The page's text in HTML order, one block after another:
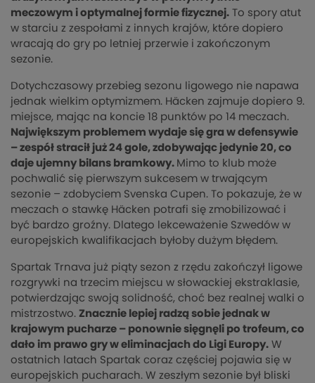
meczowym i optymalnej formie fizycznej. To spory atut
w starciu z zespołami z innych krajów, które dopiero
wracają do gry po letniej przerwie i zakończonym
sezonie.
Dotychczasowy przebieg sezonu ligowego nie napawa
jednak wielkim optymizmem. Häcken zajmuje dopiero 9.
miejsce, mając na koncie 18 punktów po 14 meczach.
Największym problemem wydaje się gra w defensywie
– zespół stracił już 24 gole, zdobywając jedynie 20, co
daje ujemny bilans bramkowy. Mimo to klub może
pochwalić się pierwszym sukcesem w trwającym
sezonie – zdobyciem Svenska Cupen. To pokazuje, że w
meczach o stawkę Häcken potrafi się zmobilizować i
być bardzo groźny. Dlatego lekceważenie Szwedów w
europejskich kwalifikacjach byłoby dużym błędem.
Spartak Trnava już piąty sezon z rzędu zakończył ligowe
rozgrywki na trzecim miejscu w słowackiej ekstraklasie,
potwierdzając swoją solidność, choć bez realnej walki o
mistrzostwo. Znacznie lepiej radzą sobie jednak w
krajowym pucharze – ponownie sięgnęli po trofeum, co
dało im prawo gry w eliminacjach do Ligi Europy. W
ostatnich latach Spartak coraz częściej pojawia się w
europejskich pucharach. W zeszłym sezonie był bliski